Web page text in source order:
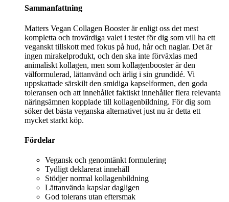
Sammanfattning
Matters Vegan Collagen Booster är enligt oss det mest
kompletta och trovärdiga valet i testet för dig som vill ha ett
veganskt tillskott med fokus på hud, hår och naglar. Det är
ingen mirakelprodukt, och den ska inte förväxlas med
animaliskt kollagen, men som kollagenbooster är den
välformulerad, lättanvänd och ärlig i sin grundidé. Vi
uppskattade särskilt den smidiga kapselformen, den goda
toleransen och att innehållet faktiskt innehåller flera relevanta
näringsämnen kopplade till kollagenbildning. För dig som
söker det bästa veganska alternativet just nu är detta ett
mycket starkt köp.
Fördelar
Vegansk och genomtänkt formulering
Tydligt deklarerat innehåll
Stödjer normal kollagenbildning
Lättanvända kapslar dagligen
God tolerans utan eftersmak